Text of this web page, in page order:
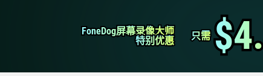
FoneDog屏幕录像大师
FoneDog屏幕录像大师
特别优惠
特别优惠 只需
只需
iPhone清理